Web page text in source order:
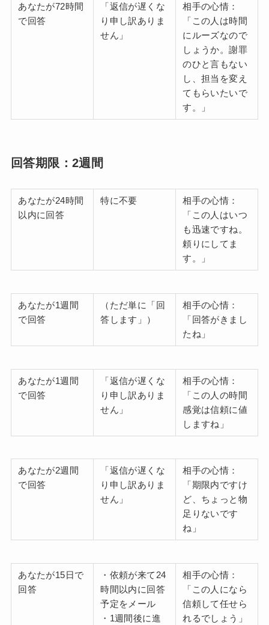
あなたが72時間
で回答
「返信が遅くな
り申し訳ありま
せん」
相手の心情：
「この人は時間
にルーズなので
しょうか。謝罪
のひと言もない
し、担当を変え
てもらいたいで
す。」
回答期限：2週間
あなたが24時間
以内に回答
特に不要
相手の心情：
「この人はいつ
も迅速ですね。
頼りにしてま
す。」
あなたが1週間
で回答
（ただ単に「回
答します」）
相手の心情：
「回答がきまし
たね」
あなたが1週間
で回答
「返信が遅くな
り申し訳ありま
せん」
相手の心情：
「この人の時間
感覚は信頼に値
しますね」
あなたが2週間
で回答
「返信が遅くな
り申し訳ありま
せん」
相手の心情：
「期限内ですけ
ど、ちょっと物
足りないです
ね」
あなたが15日で
回答
・依頼が来て24
時間以内に回答
予定をメール
・1週間後に進
相手の心情：
「この人になら
信頼して任せら
れるでしょう」